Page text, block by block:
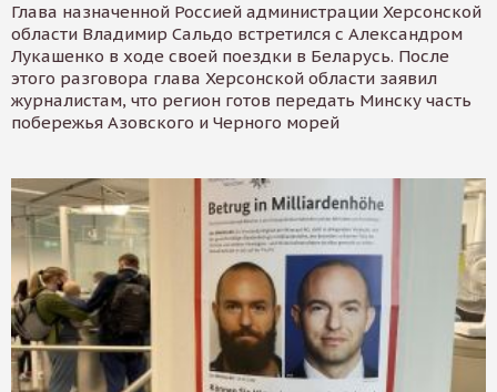
Глава назначенной Россией администрации Херсонской
области Владимир Сальдо встретился с Александром
Лукашенко в ходе своей поездки в Беларусь. После
этого разговора глава Херсонской области заявил
журналистам, что регион готов передать Минску часть
побережья Азовского и Черного морей